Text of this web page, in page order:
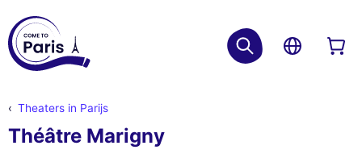
Theaters in Parijs
Théâtre Marigny